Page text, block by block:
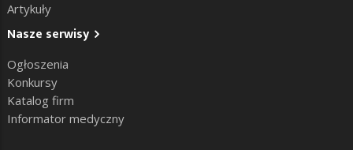
Artykuły
Nasze serwisy
Ogłoszenia
Konkursy
Katalog firm
Informator medyczny